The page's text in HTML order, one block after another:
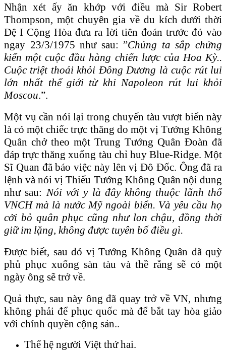
Nhận xét ấy ăn khớp với điều mà Sir Robert
Thompson, một chuyên gia về du kích dưới thời
Đệ I Cộng Hòa đưa ra lời tiên đoán trước đó vào
ngay 23/3/1975 như sau: ”Chúng ta sắp chứng
kiến một cuộc đầu hàng chiến lược của Hoa Kỳ..
Cuộc triệt thoái khỏi Đông Dương là cuộc rút lui
lớn nhất thế giới từ khi Napoleon rút lui khỏi
Moscou.”.
Một vụ cần nói lại trong chuyến tàu vượt biển này
là có một chiếc trực thăng do một vị Tướng Không
Quân chở theo một Trung Tướng Quân Đoàn đã
đáp trực thăng xuống tàu chỉ huy Blue-Ridge. Một
Sĩ Quan đã báo việc này lên vị Đô Đốc. Ông đã ra
lệnh và nói vị Thiếu Tướng Không Quân nội dung
như sau: Nói với y là đây không thuộc lãnh thổ
VNCH mà là nước Mỹ ngoài biển. Và yêu cầu họ
cởi bỏ quân phục cũng như lon chậu, đồng thời
giữ im lặng, không được tuyên bố điều gì.
Được biết, sau đó vị Tướng Không Quân đã quỳ
phủ phục xuống sàn tàu và thề rằng sẽ có một
ngày ông sẽ trở về.
Quả thực, sau này ông đã quay trở về VN, nhưng
không phải để phục quốc mà để bắt tay hòa giảo
với chính quyền cộng sản..
Thế hệ người Việt thứ hai.